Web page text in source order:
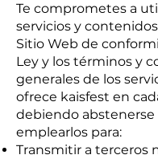
Te comprometes a
servicios y
Sitio Web de
Ley y los términos y
generales de los
ofrece kaisfest en
debiendo abstenerse
emplearlos para:
Transmitir a terceros